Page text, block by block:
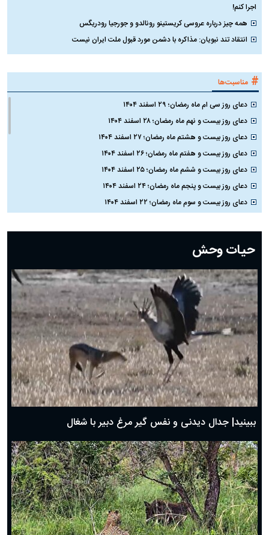
اجرا کنم!
همه چیز درباره عروسی کریستینو رونالدو و جورجیا رودریگس
انتقاد تند نبویان: مذاکره با دشمن مورد قبول ملت ایران نیست
# مناسبت‌ها
دعای روز سی ام ماه رمضان؛ ۲۹ اسفند ۱۴۰۴
دعای روز بیست و نهم ماه رمضان؛ ۲۸ اسفند ۱۴۰۴
دعای روز بیست و هشتم ماه رمضان؛ ۲۷ اسفند ۱۴۰۴
دعای روز بیست و هفتم ماه رمضان؛ ۲۶ اسفند ۱۴۰۴
دعای روز بیست و ششم ماه رمضان؛ ۲۵ اسفند ۱۴۰۴
دعای روز بیست و پنجم ماه رمضان؛ ۲۴ اسفند ۱۴۰۴
دعای روز بیست و سوم ماه رمضان؛ ۲۲ اسفند ۱۴۰۴
دعای روز بیستم ماه رمضان؛ ۱۹ اسفند ۱۴۰۴
دعای روز هشتم ماه مبارک رمضان؛ ۷ اسفند ماه ۱۴۰۴
دعای روز هفتم ماه رمضان؛ ۶ اسفند ۱۴۰۴
دعای روز ششم ماه رمضان؛ ۵ اسفند ۱۴۰۴
دعای روز پنجم ماه رمضان؛ ۴ اسفند ۱۴۰۴
دعای روز چهارم ماه مبارک رمضان؛ ۳ اسفند ۱۴۰۴
دعای روز سوم ماه مبارک رمضان؛ ۱۴ اسفند ۱۴۰۴
دعای روز دوم ماه مبارک رمضان ۱ اسفند ماه ۱۴۰۴
دعای روز اول ماه مبارک رمضان، ۳۰ بهمن ۱۴۰۴
حضرت زینب(س) چگونه از دنیا رفت؟
بهترین پیامک تبریک روز پدر ۱۴۰۴؛ جملات زیبا و صمیمانه
حیات وحش
ببینید| جدال دیدنی و نفس گیر مرغ دبیر با شغال